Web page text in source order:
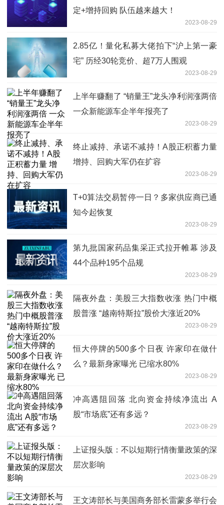
定+增持回购 队伍越来越大！
2023-08-29
2.85亿！量化私募大佬拍下“沪上第一豪
宅” 历经30轮竞价、超7万人围观
2023-08-29
上半年赚翻了 “销量王”龙头净利润涨两倍
一众新能源车企半年报亮了
2023-08-29
终止减持、承诺不减持！A股正积蓄力量
增持、回购大军仍在扩容
2023-08-29
T+0算法交易暂停一日？多家供应商已通
知今起恢复
2023-08-29
第九批国家药品集采正式拉开帷幕 涉及
44个品种195个品规
2023-08-29
隔夜外盘：美股三大指数收涨 热门中概
股普涨 “越南特斯拉”股价大涨近20%
2023-08-29
恒大停牌的500多个日夜 许家印在做什
么？最新身家曝光 已缩水80%
2023-08-29
冲高遇阻回落 北向资金持续净流出 A
股“市场底”还有多远？
2023-08-29
上证报头版：不以短期行情衡量政策的深
层次影响
2023-08-29
王文涛部长与美国商务部长雷蒙多举行会